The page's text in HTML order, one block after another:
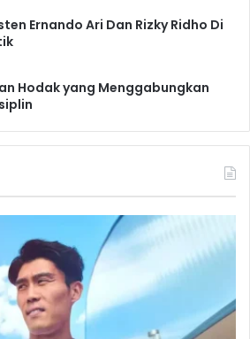
Ernando Ari Dan Rizky Ridho Di
Hodak yang Menggabungkan